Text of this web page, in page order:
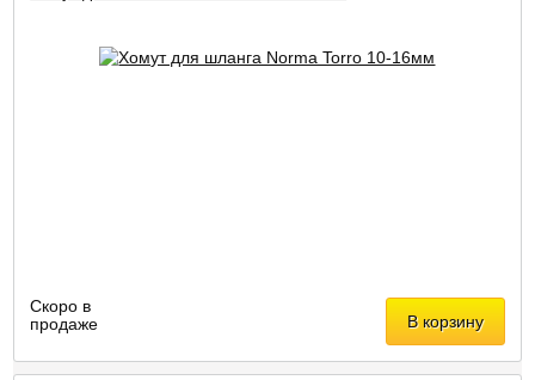
В корзину
Скоро в
продаже